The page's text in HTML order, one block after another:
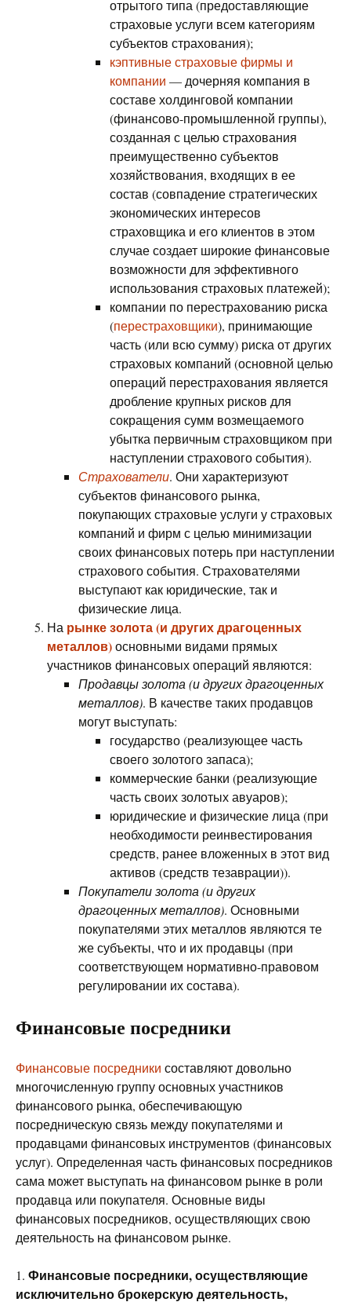
отрытого типа (предоставляющие
страховые услуги всем категориям
субъектов страхования);
кэптивные страховые фирмы и
компании — дочерняя компания в
составе холдинговой компании
(финансово-промышленной группы),
созданная с целью страхования
преимущественно субъектов
хозяйствования, входящих в ее
состав (совпадение стратегических
экономических интересов
страховщика и его клиентов в этом
случае создает широкие финансовые
возможности для эффективного
использования страховых платежей);
компании по перестрахованию риска
(перестраховщики), принимающие
часть (или всю сумму) риска от других
страховых компаний (основной целью
операций перестрахования является
дробление крупных рисков для
сокращения сумм возмещаемого
убытка первичным страховщиком при
наступлении страхового события).
Страхователи. Они характеризуют
субъектов финансового рынка,
покупающих страховые услуги у страховых
компаний и фирм с целью минимизации
своих финансовых потерь при наступлении
страхового события. Страхователями
выступают как юридические, так и
физические лица.
На рынке золота (и других драгоценных
металлов)основными видами прямых
участников финансовых операций являются:
Продавцы золота (и других драгоценных
металлов). В качестве таких продавцов
могут выступать:
государство (реализующее часть
своего золотого запаса);
коммерческие банки (реализующие
часть своих золотых авуаров);
юридические и физические лица (при
необходимости реинвестирования
средств, ранее вложенных в этот вид
активов (средств тезаврации)).
Покупатели золота (и других
драгоценных металлов). Основными
покупателями этих металлов являются те
же субъекты, что и их продавцы (при
соответствующем нормативно-правовом
регулировании их состава).
Финансовые посредники
Финансовые посредники составляют довольно
многочисленную группу основных участников
финансового рынка, обеспечивающую
посредническую связь между покупателями и
продавцами финансовых инструментов (финансовых
услуг). Определенная часть финансовых посредников
сама может выступать на финансовом рынке в роли
продавца или покупателя. Основные виды
финансовых посредников, осуществляющих свою
деятельность на финансовом рынке.
1. Финансовые посредники, осуществляющие
исключительно брокерскую деятельность,